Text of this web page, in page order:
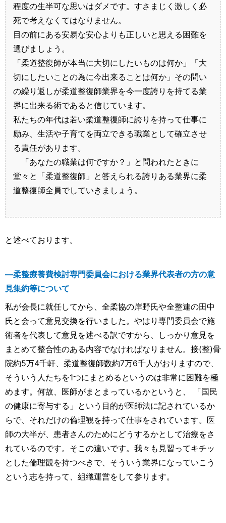
程度の生半可な思いはダメです。すさまじく激しく必
死で考えなくてはなりません。
目の前にある安易な安心よりも正しいと思える困難を
選びましょう。
「柔道整復師が本当に大切にしたいものは何か」「大
切にしたいことの為に今出来ることは何か」その問い
の繰り返しが柔道整復師業界を今一度誇りを持てる業
界に出来る術であると信じています。
私たちの年代は若い柔道整復師に誇りを持って仕事に
励み、生活や子育てを両立できる職業として確立させ
る責任があります。
「あなたの職業は何ですか？」と問われたときに
堂々と「柔道整復師」と答えられる誇りある業界に柔
道整復師全員でしていきましょう。
と述べております。
―柔整療養費検討専門委員会における業界代表者の方の意
見集約等について
私が会長に就任してから、全柔協の岸野氏や全整連の田中
氏と会って意見交換を行いました。やはり専門委員会で施
術者を代表して意見を述べる訳ですから、しっかり意見を
まとめて整合性のある内容でなければなりません。接(整)骨
院約5万4千軒、柔道整復師数約7万6千人がおりますので、
そういう人たちを1つにまとめるというのは非常に困難を極
めます。何故、医師がまとまっているかというと、 「国民
の健康に寄与する」という目的が医師法に記されているか
らで、それだけの倫理観を持って仕事をされています。医
師の大半が、患者さんのためにどうするかとして治療をさ
れているのです。そこの違いです。我々も見習ってキチッ
とした倫理観を持つべきで、そういう業界になっていこう
という志を持って、組織運営をして参ります。